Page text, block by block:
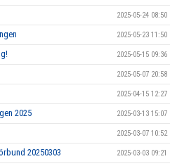
2025-05-24 08:50
2025-05-23 11:50
2025-05-15 09:36
2025-05-07 20:58
2025-04-15 12:27
2025 2025-03-13 15:07
2025-03-07 10:52
20250303 2025-03-03 09:21